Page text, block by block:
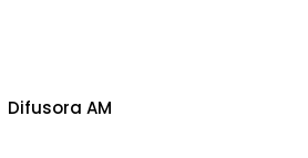
Difusora AM